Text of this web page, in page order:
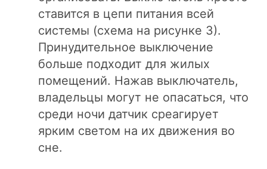
ставится в цепи питания всей
системы (схема на рисунке 3).
Принудительное выключение
больше подходит для жилых
помещений. Нажав выключатель,
владельцы могут не опасаться, что
среди ночи датчик среагирует
ярким светом на их движения во
сне.